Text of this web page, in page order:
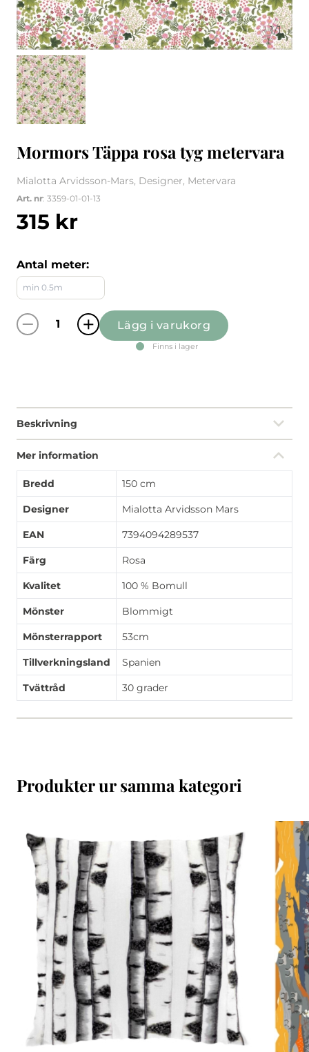
1/1
Mormors Täppa rosa tyg metervara
Mialotta Arvidsson-Mars, Designer, Metervara
Art. nr: 3359-01-01-13
315 kr
Antal meter:
Mormors Täppa rosa tyg metervara mängd
Lägg i varukorg
Finns i lager
Beskrivning
Mer information
Bredd 150 cm
Designer Mialotta Arvidsson Mars
EAN 7394094289537
Färg Rosa
Kvalitet 100 % Bomull
Mönster Blommigt
Mönsterrapport 53cm
Tillverkningsland Spanien
Tvättråd 30 grader
Produkter ur samma kategori